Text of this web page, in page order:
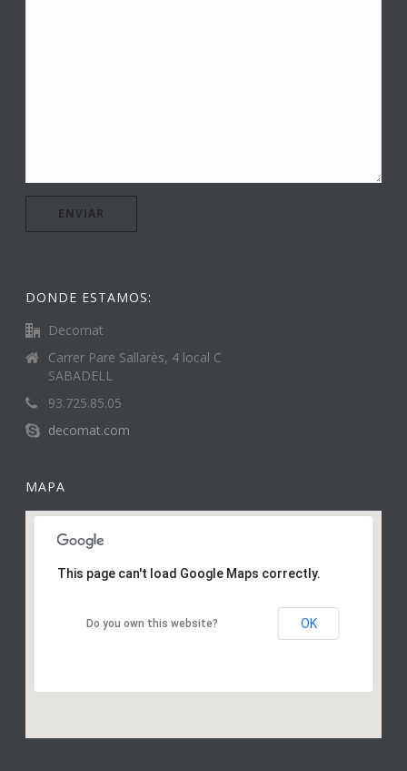
DONDE ESTAMOS:
Decomat
Carrer Pare Sallarès, 4 local C
SABADELL
93.725.85.05
decomat.com
MAPA
This page can't load Google Maps correctly.
Do you own this website? OK